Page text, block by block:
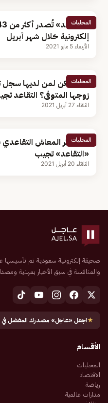
المحليات
إلكترونية خلال شهر أبريل
الأربعاء 5 مايو 2021
المحليات
هل يمكن لمن لديها سجل
زوجها المتوفى؟ التقاعد
الثلاثاء 27 أبريل 2021
المحليات
هل يتأثر المعاش
«التقاعد» تجيب
الثلاثاء 20 أبريل 2021
والمنافسة في سبق الأخبار بمهنية
★اجعل «عاجل» مصدرك المفضل
الأقسام
المحليات
الاقتصاد
رياضة
مدارات عالمية